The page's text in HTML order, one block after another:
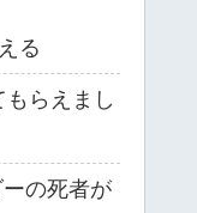
る
らえまし
の死者が